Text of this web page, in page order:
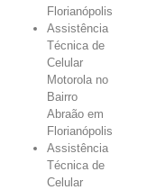
Florianópolis
Assistência
Técnica de
Celular
Motorola no
Bairro
Abraão em
Florianópolis
Assistência
Técnica de
Celular